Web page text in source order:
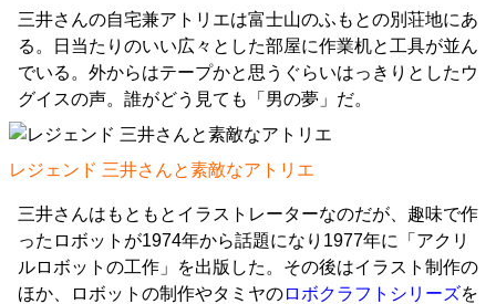
三井さんの自宅兼アトリエは富士山のふもとの別荘地にあ
る。日当たりのいい広々とした部屋に作業机と工具が並ん
でいる。外からはテープかと思うぐらいはっきりとしたウ
グイスの声。誰がどう見ても「男の夢」だ。
レジェンド 三井さんと素敵なアトリエ
三井さんはもともとイラストレーターなのだが、趣味で作
ったロボットが1974年から話題になり1977年に「アクリ
ルロボットの工作」を出版した。その後はイラスト制作の
ほか、ロボットの制作やタミヤのロボクラフトシリーズを